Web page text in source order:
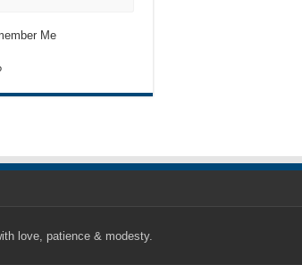
Me
love, patience & modesty.